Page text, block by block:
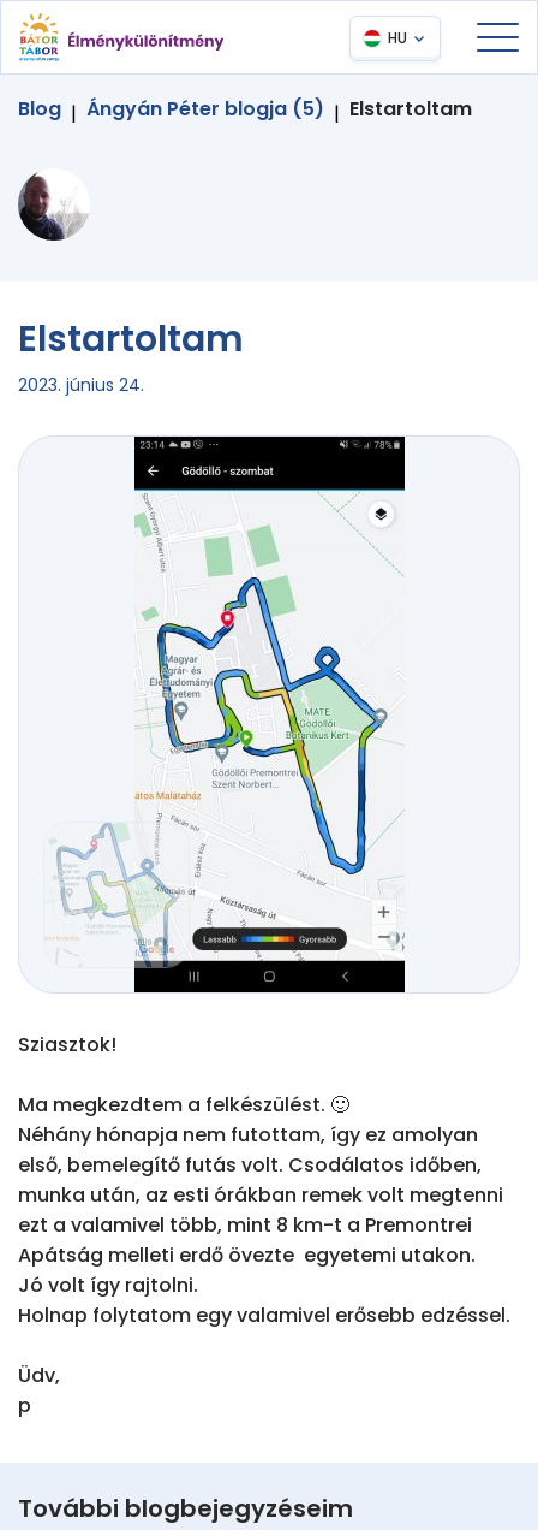
HU
Blog | Ángyán Péter blogja (5) | Elstartoltam
Elstartoltam
2023. június 24.
Sziasztok!
Ma megkezdtem a felkészülést. 🙂
Néhány hónapja nem futottam, így ez amolyan
első, bemelegítő futás volt. Csodálatos időben,
munka után, az esti órákban remek volt megtenni
ezt a valamivel több, mint 8 km-t a Premontrei
Apátság melleti erdő övezte  egyetemi utakon.
Jó volt így rajtolni.
Holnap folytatom egy valamivel erősebb edzéssel.
Üdv,
p
További blogbejegyzéseim